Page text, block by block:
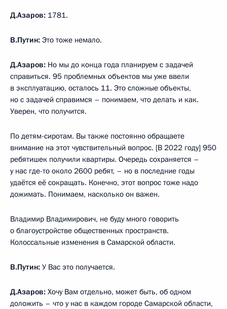
Д.Азаров: 1781.
В.Путин: Это тоже немало.
Д.Азаров: Но мы до конца года планируем с задачей
справиться. 95 проблемных объектов мы уже ввели
в эксплуатацию, осталось 11. Это сложные объекты,
но с задачей справимся – понимаем, что делать и как.
Уверен, что получится.
По детям-сиротам. Вы также постоянно обращаете
внимание на этот чувствительный вопрос. [В 2022 году] 950
ребятишек получили квартиры. Очередь сохраняется –
у нас где-то около 2600 ребят, – но в последние годы
удаётся её сокращать. Конечно, этот вопрос тоже надо
дожимать. Понимаем, насколько он важен.
Владимир Владимирович, не буду много говорить
о благоустройстве общественных пространств.
Колоссальные изменения в Самарской области.
В.Путин: У Вас это получается.
Д.Азаров: Хочу Вам отдельно, может быть, об одном
доложить – что у нас в каждом городе Самарской области,